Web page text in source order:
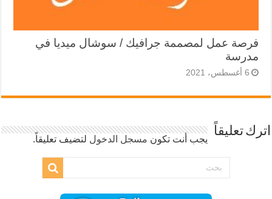
فرصة عمل لمصممة جرافيك / سوشال ميديا في
مدرسة
6 أغسطس، 2021
اترك تعليقاً
يجب أنت تكون مسجل الدخول لتضيف تعليقاً.